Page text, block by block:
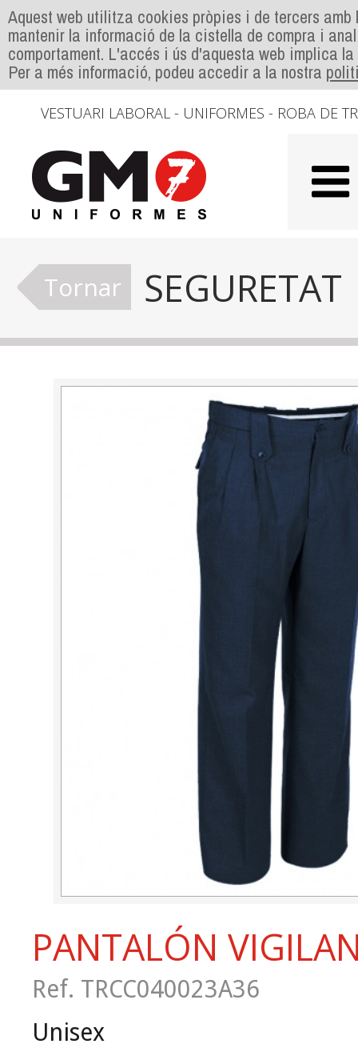
Aquest web utilitza cookies pròpies i de tercers
mantenir la informació de la cistella de compra i
comportament. L'accés i ús d'aquesta web implica
Per a més informació, podeu accedir a la nostra
VESTUARI LABORAL - UNIFORMES - ROBA DE
Tornar SEGURETAT
PANTALÓN
Ref. TRCC040023A36
Unisex